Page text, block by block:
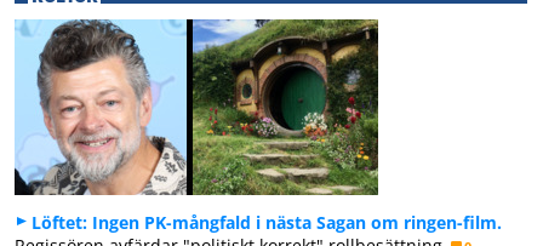
Löftet: Ingen PK-mångfald i nästa Sagan om ringen-film.